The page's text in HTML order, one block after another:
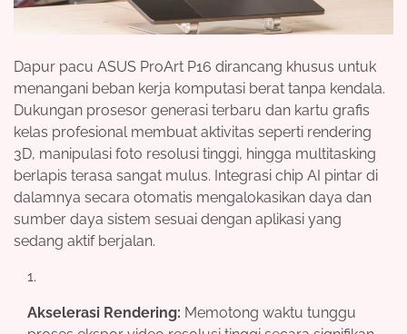
Dapur pacu ASUS ProArt P16 dirancang khusus untuk
menangani beban kerja komputasi berat tanpa kendala.
Dukungan prosesor generasi terbaru dan kartu grafis
kelas profesional membuat aktivitas seperti rendering
3D, manipulasi foto resolusi tinggi, hingga multitasking
berlapis terasa sangat mulus. Integrasi chip AI pintar di
dalamnya secara otomatis mengalokasikan daya dan
sumber daya sistem sesuai dengan aplikasi yang
sedang aktif berjalan.
Akselerasi Rendering: Memotong waktu tunggu